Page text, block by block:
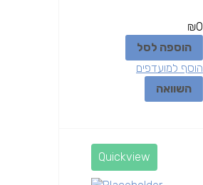
₪0
הוספה לסל
הוסף למועדפים
השוואה
Quickview